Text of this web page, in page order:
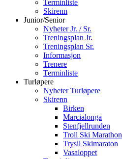
Terminliste
Skirenn
Junior/Senior
Nyheter Jr. / Sr.
Treningsplan Jr.
Treningsplan Sr.
Informasjon
Trenere
Terminliste
Turløpere
Nyheter Turløpere
Skirenn
Birken
Marcialonga
Stenfjellrunden
Troll Ski Marathon
Trysil Skimaraton
Vasaloppet